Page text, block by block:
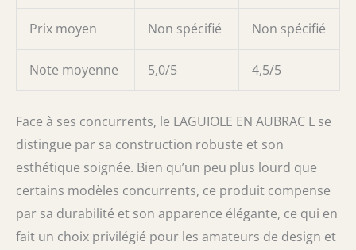
Prix moyen Non spécifié Non spécifié
Note moyenne 5,0/5 4,5/5
Face à ses concurrents, le LAGUIOLE EN AUBRAC L se
distingue par sa construction robuste et son
esthétique soignée. Bien qu’un peu plus lourd que
certains modèles concurrents, ce produit compense
par sa durabilité et son apparence élégante, ce qui en
fait un choix privilégié pour les amateurs de design et